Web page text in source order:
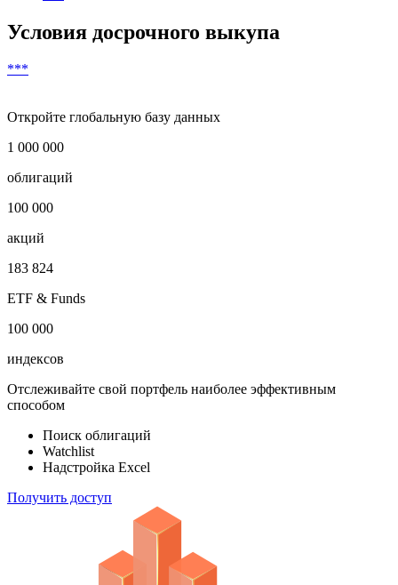
Дата погашения
Откройте глобальную базу данных
1 000 000
облигаций
100 000
акций
183 824
ETF & Funds
100 000
Отслеживайте свой портфель наиболее эффективным
способом
Поиск облигаций
Надстройка Excel
Получить доступ